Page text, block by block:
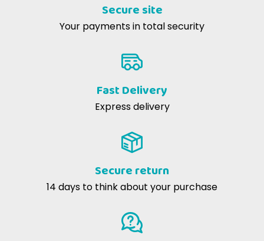
Secure site
Your payments in total security
Fast Delivery
Express delivery
Secure return
14 days to think about your purchase